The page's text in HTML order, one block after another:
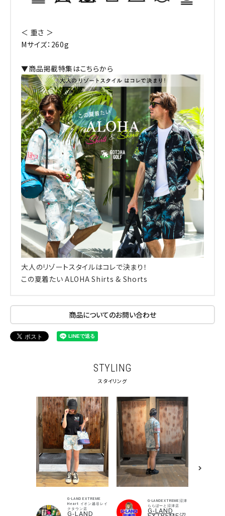
価格から探す
円 ～
並び順
カテゴリ
＜ 重さ ＞
Mサイズ：260g
▼商品掲載特集はこちらから
大人のリゾートスタイルはコレで決まり！
この夏着たい ALOHA Shirts & Shorts
商品についてのお問い合わせ
STYLING
スタイリング
G-LAND EXTREME
Heart イオン越谷レイ
クタウン店
G-LAND
G-LANDEXTREME沼津
ららぽーと沼津店
G-LAND